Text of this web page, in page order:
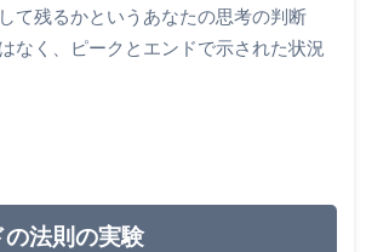
て残るかというあなたの思考の判断
なく、ピークとエンドで示された状況
の法則の実験